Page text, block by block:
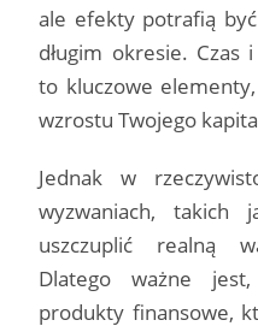
ale efekty potrafią być
długim okresie. Czas
to kluczowe
wzrostu Twojego
Jednak w
wyzwaniach, takich
uszczuplić realną
Dlatego ważne
produkty finansowe,